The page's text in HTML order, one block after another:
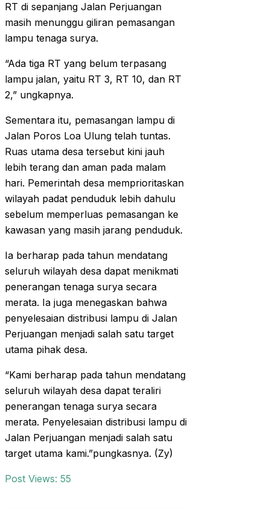
RT di sepanjang Jalan Perjuangan
masih menunggu giliran pemasangan
lampu tenaga surya.
“Ada tiga RT yang belum terpasang
lampu jalan, yaitu RT 3, RT 10, dan RT
2,” ungkapnya.
Sementara itu, pemasangan lampu di
Jalan Poros Loa Ulung telah tuntas.
Ruas utama desa tersebut kini jauh
lebih terang dan aman pada malam
hari. Pemerintah desa memprioritaskan
wilayah padat penduduk lebih dahulu
sebelum memperluas pemasangan ke
kawasan yang masih jarang penduduk.
Ia berharap pada tahun mendatang
seluruh wilayah desa dapat menikmati
penerangan tenaga surya secara
merata. Ia juga menegaskan bahwa
penyelesaian distribusi lampu di Jalan
Perjuangan menjadi salah satu target
utama pihak desa.
“Kami berharap pada tahun mendatang
seluruh wilayah desa dapat teraliri
penerangan tenaga surya secara
merata. Penyelesaian distribusi lampu di
Jalan Perjuangan menjadi salah satu
target utama kami.”pungkasnya. (Zy)
Post Views: 55